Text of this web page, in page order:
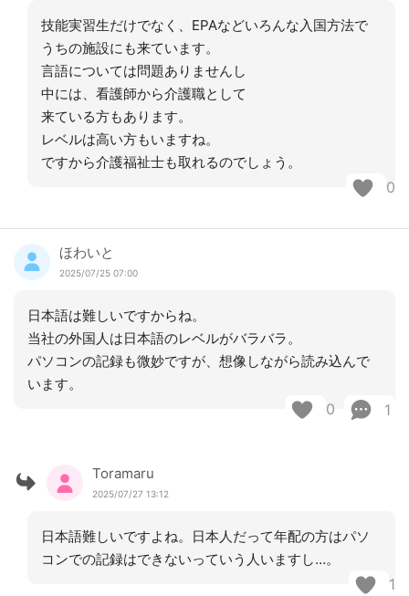
技能実習生だけでなく、EPAなどいろんな入国方法で
うちの施設にも来ています。
言語については問題ありませんし
中には、看護師から介護職として
来ている方もあります。
レベルは高い方もいますね。
ですから介護福祉士も取れるのでしょう。
0
ほわいと
2025/07/25 07:00
日本語は難しいですからね。
当社の外国人は日本語のレベルがバラバラ。
パソコンの記録も微妙ですが、想像しながら読み込んで
います。
0 1
Toramaru
2025/07/27 13:12
日本語難しいですよね。日本人だって年配の方はパソ
コンでの記録はできないっていう人いますし…。
1